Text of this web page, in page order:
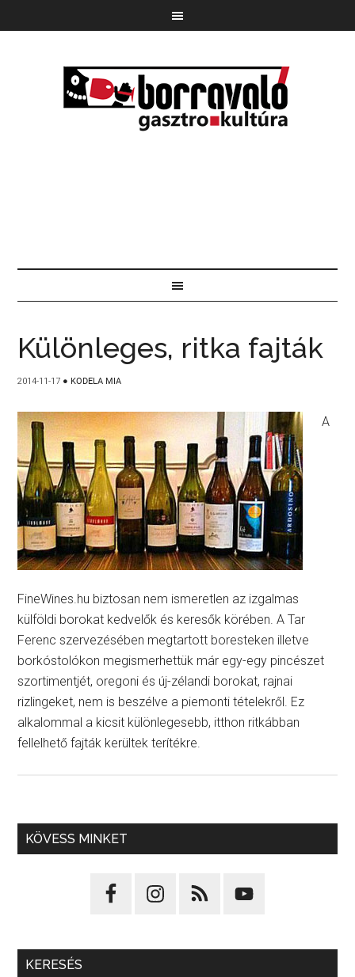
Különleges, ritka fajták
2014-11-17 ● KODELA MIA
A
FineWines.hu biztosan nem ismeretlen az izgalmas
külföldi borokat kedvelők és keresők körében. A Tar
Ferenc szervezésében megtartott boresteken illetve
borkóstolókon megismerhettük már egy-egy pincészet
szortimentjét, oregoni és új-zélandi borokat, rajnai
rizlingeket, nem is beszélve a piemonti tételekről. Ez
alkalommal a kicsit különlegesebb, itthon ritkábban
fellelhető fajták kerültek terítékre.
KÖVESS MINKET
KERESÉS